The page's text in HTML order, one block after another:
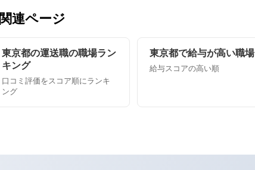
関連ページ
東京都の運送職の職場ラン
キング
口コミ評価をスコア順にランキ
ング
東京都で給与が高い職場
給与スコアの高い順